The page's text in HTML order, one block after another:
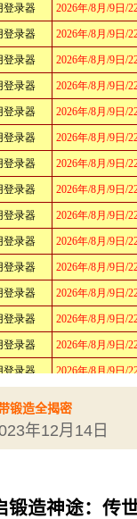
锻造全揭密
年12月14日
造神途：传